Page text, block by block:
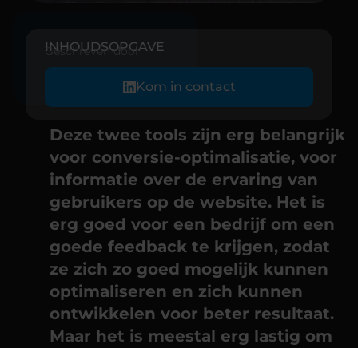
Geschreven door
Kom in contact
INHOUDSOPGAVE
Deze twee tools zijn erg belangrijk
voor conversie-optimalisatie, voor
informatie over de ervaring van
gebruikers op de website. Het is
erg goed voor een bedrijf om een
goede feedback te krijgen, zodat
ze zich zo goed mogelijk kunnen
optimaliseren en zich kunnen
ontwikkelen voor beter resultaat.
Maar het is meestal erg lastig om